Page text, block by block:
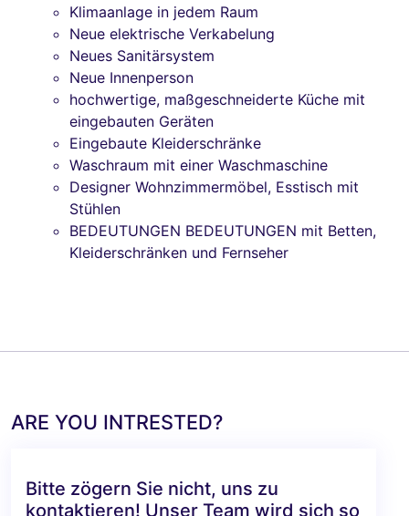
Klimaanlage in jedem Raum
Neue elektrische Verkabelung
Neues Sanitärsystem
Neue Innenperson
hochwertige, maßgeschneiderte Küche mit
eingebauten Geräten
Eingebaute Kleiderschränke
Waschraum mit einer Waschmaschine
Designer Wohnzimmermöbel, Esstisch mit
Stühlen
BEDEUTUNGEN BEDEUTUNGEN mit Betten,
Kleiderschränken und Fernseher
ARE YOU INTRESTED?
Bitte zögern Sie nicht, uns zu
kontaktieren! Unser Team wird sich so